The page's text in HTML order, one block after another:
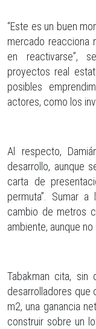
“Este es un buen
mercado reacciona
en reactivarse”,
proyectos real
posibles
actores, como los
Al respecto,
desarrollo, aunque
carta de
permuta”. Sumar
cambio de metros
ambiente, aunque
Tabakman cita,
desarrolladores que
m2, una ganancia
construir sobre un